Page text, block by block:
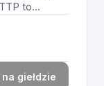
to...
giełdzie